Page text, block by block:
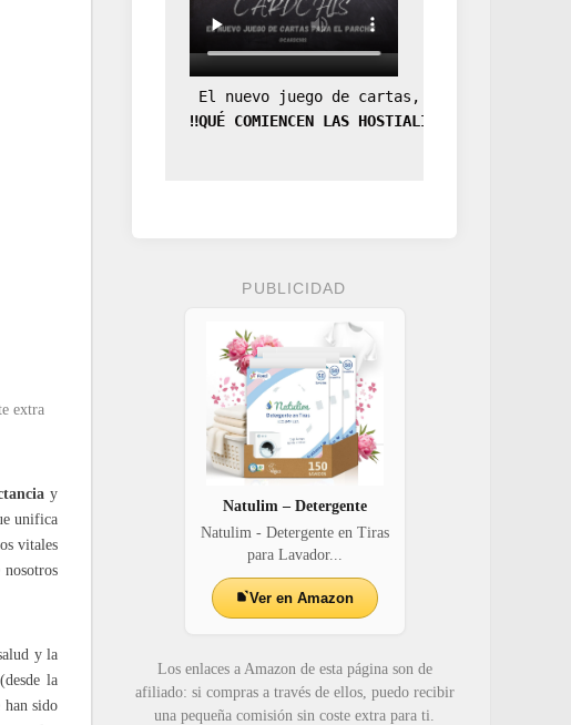
extra
y
unifica
vitales
y la
(desde la
han sido
El nuevo juego de cartas, la expansión
‼️QUÉ COMIENCEN LAS HOSTIALIDADES‼️
PUBLICIDAD
Natulim – Detergente
Natulim - Detergente en Tiras
para Lavador...
Ver en Amazon
Los enlaces a Amazon de esta página son de
afiliado: si compras a través de ellos, puedo recibir
una pequeña comisión sin coste extra para ti.